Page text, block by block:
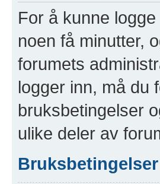
For å kunne
noen få minutter,
forumets
logger inn, må du
bruksbetingelser
ulike deler av
Bruksbetingelser